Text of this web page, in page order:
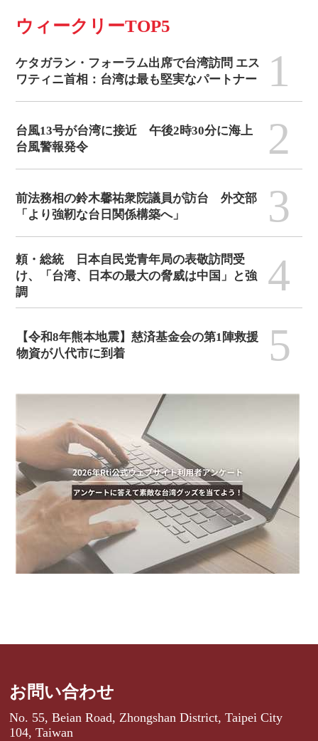
ウィークリーTOP5
ケタガラン・フォーラム出席で台湾訪問 エス
ワティニ首相：台湾は最も堅実なパートナー
1
台風13号が台湾に接近 午後2時30分に海上
台風警報発令
2
前法務相の鈴木馨祐衆院議員が訪台 外交部
「より強靭な台日関係構築へ」
3
頼・総統 日本自民党青年局の表敬訪問受
け、「台湾、日本の最大の脅威は中国」と強
調
4
【令和8年熊本地震】慈済基金会の第1陣救援
物資が八代市に到着
5
お問い合わせ
No. 55, Beian Road, Zhongshan District, Taipei City
104, Taiwan